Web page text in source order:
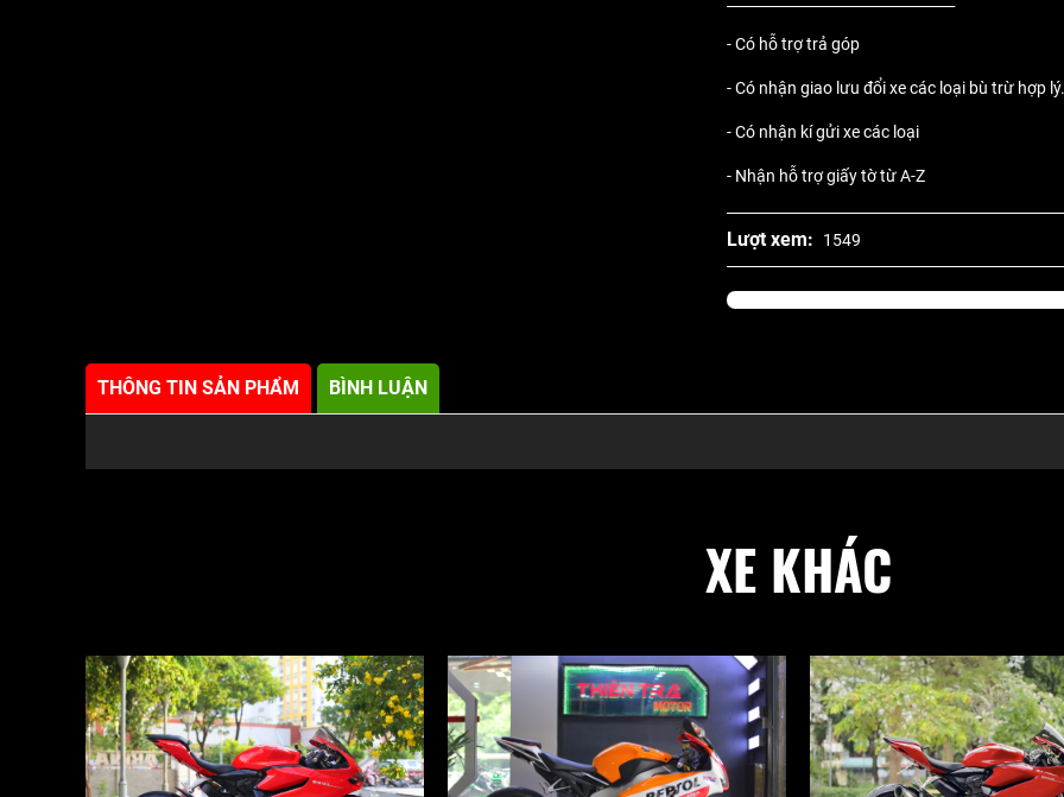
- Có hỗ trợ trả góp
- Có nhận giao lưu đổi xe các loại bù trừ hợp lý.
- Có nhận kí gửi xe các loại
- Nhận hỗ trợ giấy tờ từ A-Z
Lượt xem: 1549
THÔNG TIN SẢN PHẨM BÌNH LUẬN
XE KHÁC